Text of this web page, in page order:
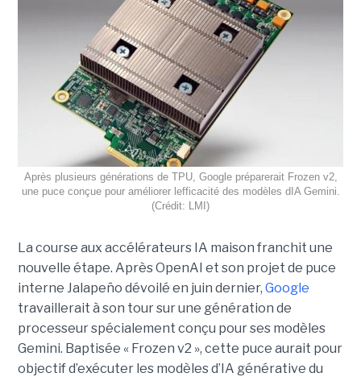
Après plusieurs générations de TPU, Google préparerait Frozen v2,
une puce conçue pour améliorer lefficacité des modèles dIA Gemini.
(Crédit: LMI)
La course aux accélérateurs IA maison franchit une
nouvelle étape. Après OpenAI et son projet de puce
interne Jalapeño dévoilé en juin dernier, Google
travaillerait à son tour sur une génération de
processeur spécialement conçu pour ses modèles
Gemini. Baptisée « Frozen v2 », cette puce aurait pour
objectif d’exécuter les modèles d’IA générative du